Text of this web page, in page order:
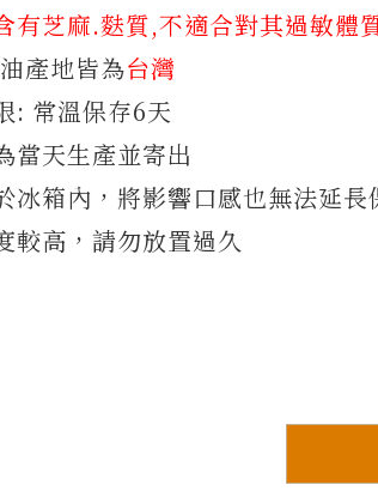
有芝麻.麩質,不適合對其過敏體
產地皆為台灣
: 常溫保存6天
當天生產並寄出
冰箱內，將影響口感也無法延長
較高，請勿放置過久